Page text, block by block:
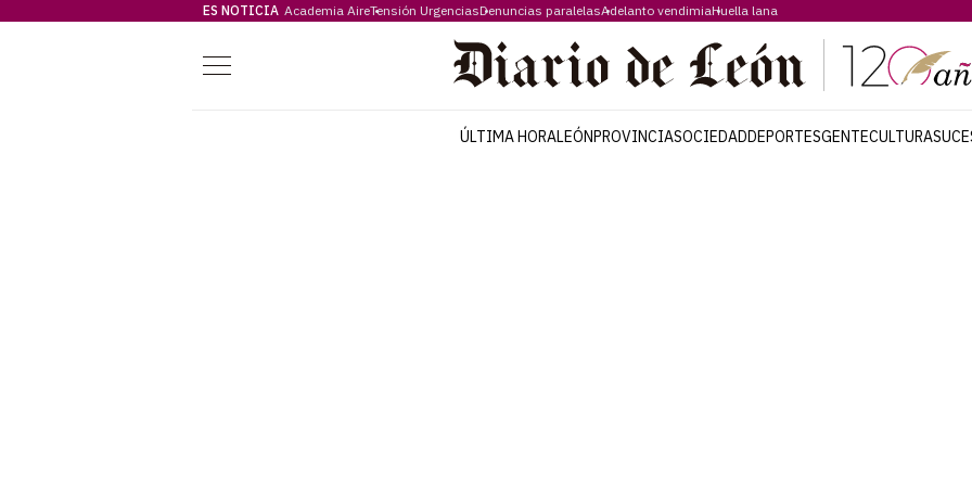
ES NOTICIA Academia AireTensión UrgenciasDenuncias paralelasAdelanto vendimiaHuella lana
Menú
ÚLTIMA HORALEÓNPROVINCIASOCIEDADDEPORTESGENTECULTURA